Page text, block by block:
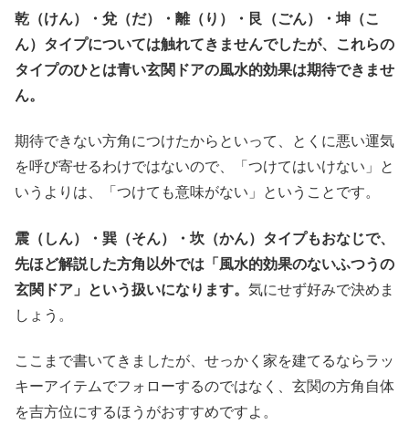
乾（けん）・兌（だ）・離（り）・艮（ごん）・坤（こ
ん）タイプについては触れてきませんでしたが、これらの
タイプのひとは青い玄関ドアの風水的効果は期待できませ
ん。
期待できない方角につけたからといって、とくに悪い運気
を呼び寄せるわけではないので、「つけてはいけない」と
いうよりは、「つけても意味がない」ということです。
震（しん）・巽（そん）・坎（かん）タイプもおなじで、
先ほど解説した方角以外では「風水的効果のないふつうの
玄関ドア」という扱いになります。 気にせず好みで決めま
しょう。
ここまで書いてきましたが、せっかく家を建てるならラッ
キーアイテムでフォローするのではなく、玄関の方角自体
を吉方位にするほうがおすすめですよ。